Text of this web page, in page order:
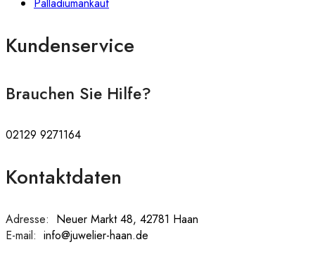
Palladiumankauf
Kundenservice
Brauchen Sie Hilfe?
02129 9271164
Kontaktdaten
Adresse: Neuer Markt 48, 42781 Haan
E-mail: info@juwelier-haan.de